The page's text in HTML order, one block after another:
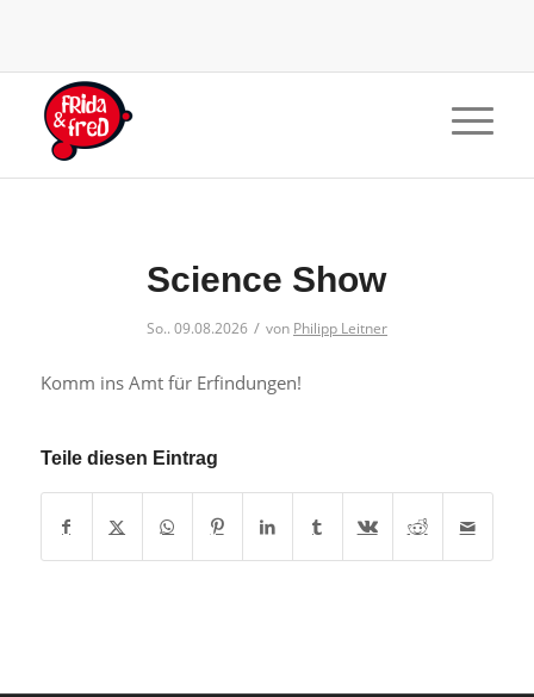
Science Show
So.. 09.08.2026 / von Philipp Leitner
Komm ins Amt für Erfindungen!
Teile diesen Eintrag